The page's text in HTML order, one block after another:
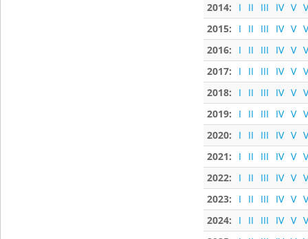
2014:
I II III IV V
2015:
I II III IV V
2016:
I II III IV V
2017:
I II III IV V
2018:
I II III IV V
2019:
I II III IV V
2020:
I II III IV V
2021:
I II III IV V
2022:
I II III IV V
2023:
I II III IV V
2024:
I II III IV V